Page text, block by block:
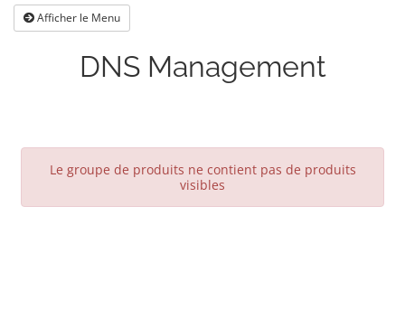
Afficher le Menu
DNS Management
Le groupe de produits ne contient pas de produits
visibles